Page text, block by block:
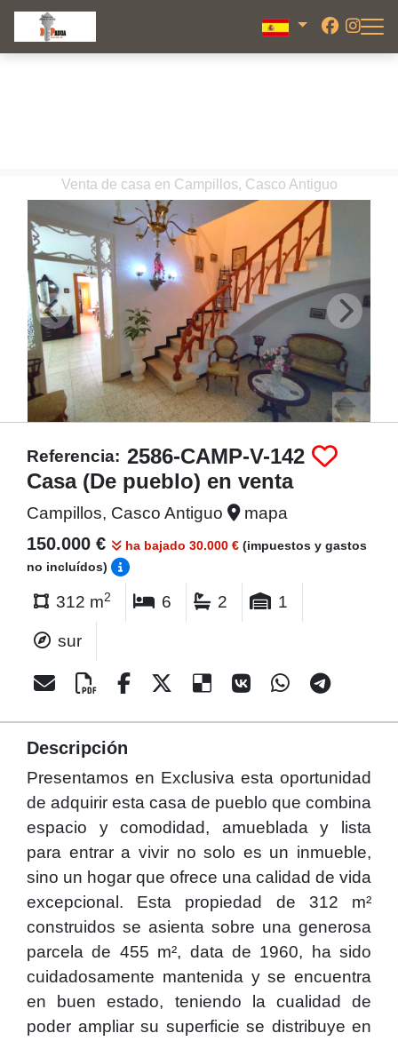
Venta de casa en Campillos, Casco Antiguo
Referencia: 2586-CAMP-V-142
Casa (De pueblo) en venta
Campillos, Casco Antiguo mapa
150.000 € ha bajado 30.000 € (impuestos y gastos
no incluídos)
312 m2 6 2 1
sur
Descripción
Presentamos en Exclusiva esta oportunidad
de adquirir esta casa de pueblo que combina
espacio y comodidad, amueblada y lista
para entrar a vivir no solo es un inmueble,
sino un hogar que ofrece una calidad de vida
excepcional. Esta propiedad de 312 m²
construidos se asienta sobre una generosa
parcela de 455 m², data de 1960, ha sido
cuidadosamente mantenida y se encuentra
en buen estado, teniendo la cualidad de
poder ampliar su superficie se distribuye en